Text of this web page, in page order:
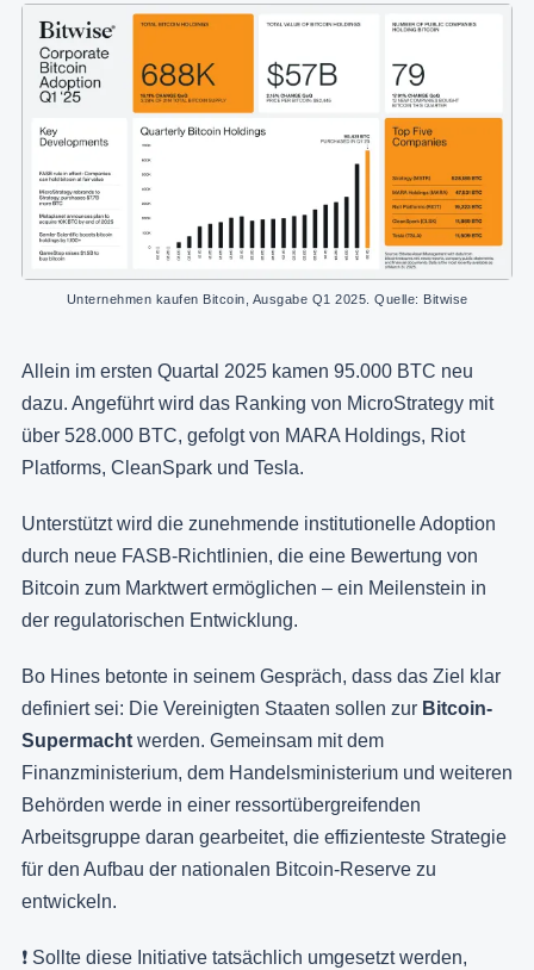
Unternehmen kaufen Bitcoin, Ausgabe Q1 2025. Quelle: Bitwise
Allein im ersten Quartal 2025 kamen 95.000 BTC neu
dazu. Angeführt wird das Ranking von MicroStrategy mit
über 528.000 BTC, gefolgt von MARA Holdings, Riot
Platforms, CleanSpark und Tesla.
Unterstützt wird die zunehmende institutionelle Adoption
durch neue FASB-Richtlinien, die eine Bewertung von
Bitcoin zum Marktwert ermöglichen – ein Meilenstein in
der regulatorischen Entwicklung.
Bo Hines betonte in seinem Gespräch, dass das Ziel klar
definiert sei: Die Vereinigten Staaten sollen zur Bitcoin-
Supermacht werden. Gemeinsam mit dem
Finanzministerium, dem Handelsministerium und weiteren
Behörden werde in einer ressortübergreifenden
Arbeitsgruppe daran gearbeitet, die effizienteste Strategie
für den Aufbau der nationalen Bitcoin-Reserve zu
entwickeln.
❗️ Sollte diese Initiative tatsächlich umgesetzt werden,